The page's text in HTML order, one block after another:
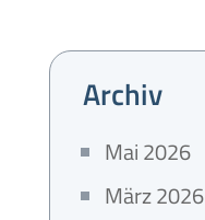
Archiv
Mai 2026
März 2026